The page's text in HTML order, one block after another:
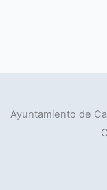
Ayuntamiento de